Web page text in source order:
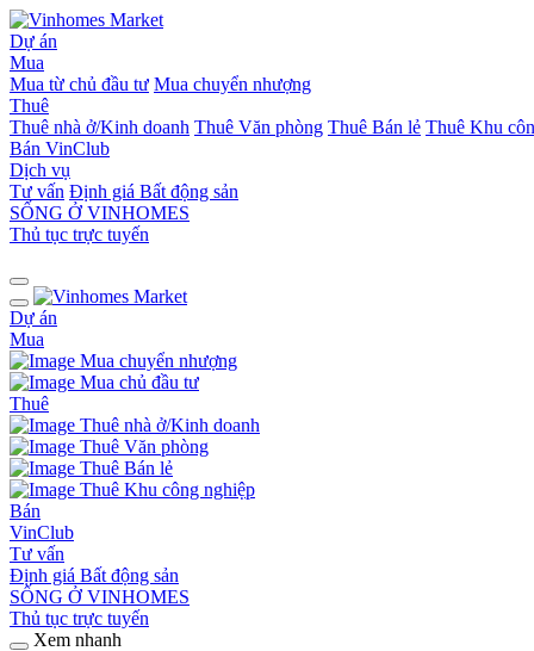
Dự án
Mua
Mua từ chủ đầu tư Mua chuyển nhượng
Thuê
Thuê nhà ở/Kinh doanh Thuê Văn phòng Thuê Bán lẻ Thuê Khu
Bán VinClub
Dịch vụ
Tư vấn Định giá Bất động sản
SỐNG Ở VINHOMES
Thủ tục trực tuyến
Dự án
Mua
Mua chuyển nhượng
Mua chủ đầu tư
Thuê
Thuê nhà ở/Kinh doanh
Thuê Văn phòng
Thuê Bán lẻ
Thuê Khu công nghiệp
Bán
VinClub
Tư vấn
Định giá Bất động sản
SỐNG Ở VINHOMES
Thủ tục trực tuyến
Xem nhanh